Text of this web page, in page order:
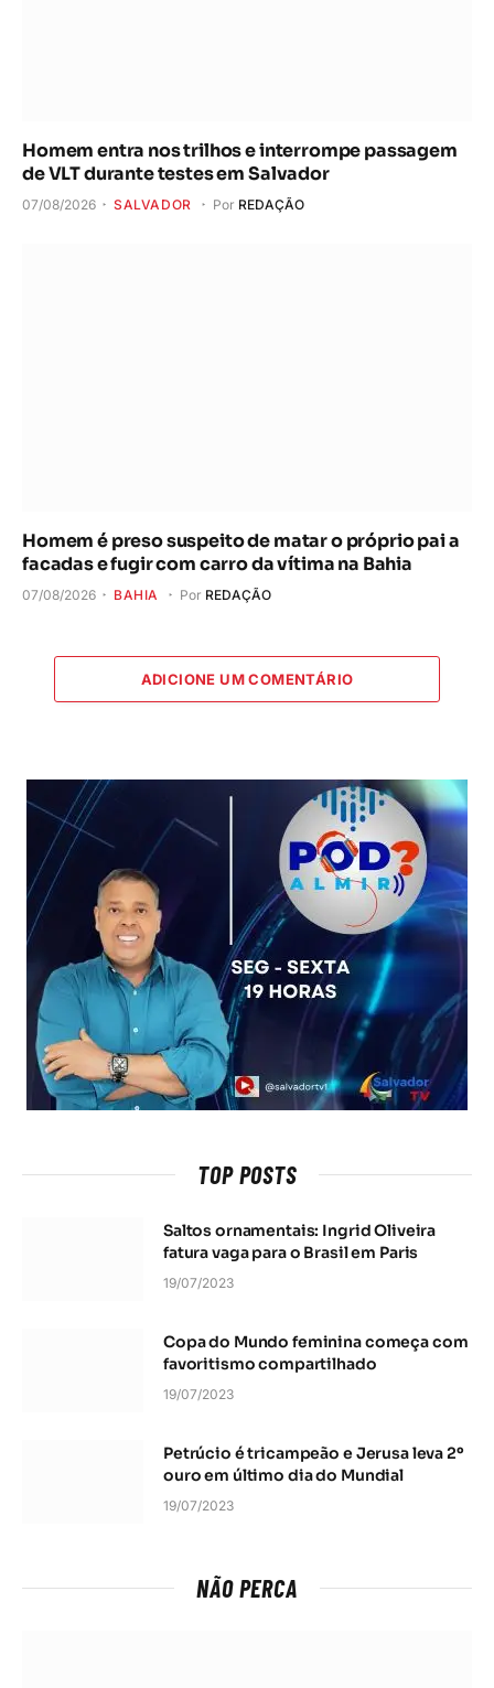
Homem entra nos trilhos e interrompe passagem
de VLT durante testes em Salvador
07/08/2026 SALVADOR Por REDAÇÃO
Homem é preso suspeito de matar o próprio pai a
facadas e fugir com carro da vítima na Bahia
07/08/2026 BAHIA Por REDAÇÃO
ADICIONE UM COMENTÁRIO
TOP POSTS
Saltos ornamentais: Ingrid Oliveira
fatura vaga para o Brasil em Paris
19/07/2023
Copa do Mundo feminina começa com
favoritismo compartilhado
19/07/2023
Petrúcio é tricampeão e Jerusa leva 2º
ouro em último dia do Mundial
19/07/2023
NÃO PERCA